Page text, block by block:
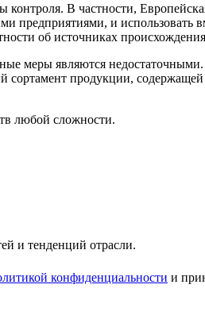
В частности,
предприятиями, и использовать
об источниках
меры являются
сортамент продукции, содержащей
любой сложности.
и тенденций отрасли.
конфиденциальности и